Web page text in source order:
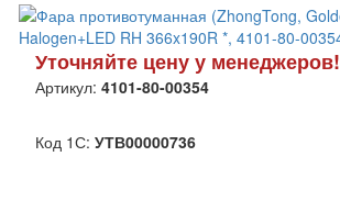
Уточняйте цену у менеджеров!
Артикул:4101-80-00354
Код 1С:УТВ00000736